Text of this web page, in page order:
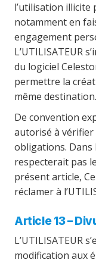
l’utilisation
notamment en
engagement
L’UTILISATEUR
du logiciel
permettre la
même destination.
De convention
autorisé à vérifier
obligations. Dans
respecterait pas
présent article,
réclamer à
Article 13 –
L’UTILISATEUR
modification aux